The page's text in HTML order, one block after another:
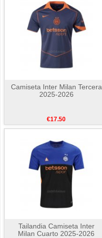
Camiseta Inter Milan Tercera
2025-2026
€17.50
Tailandia Camiseta Inter
Milan Cuarto 2025-2026